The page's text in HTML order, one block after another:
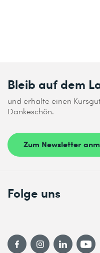
Bleib auf dem
und erhalte einen
Dankeschön.
Zum Newsletter
Folge uns